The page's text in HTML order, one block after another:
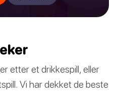
etter et drikkespill, eller
Vi har dekket de beste